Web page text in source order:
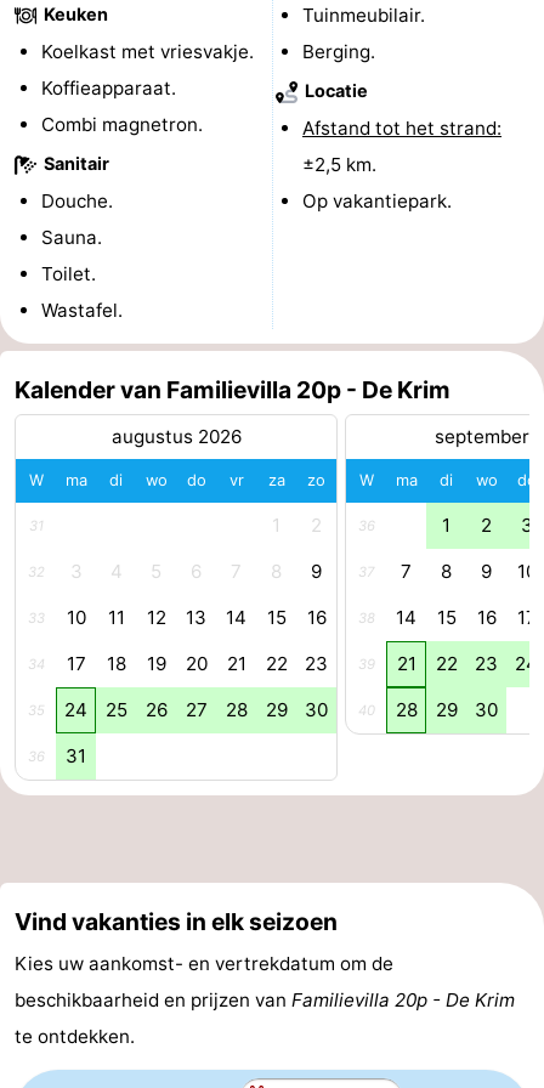
Wadlopen
Zeehonden
Eten
en
drinken
Evenementen
Praktisch
Forum
Route
Boot
Waddenhoppen
Parkeren
Reisboekenwinkel
adressen
Waddeneilanden
Ameland
-
Terschelling
-
Vlieland
Noord-
Holland
Keuken
Koelkast met vriesvakje.
Koffieapparaat.
Combi magnetron.
Sanitair
Douche.
Sauna.
Toilet.
Wastafel.
Tuinmeubilair.
Berging.
Locatie
Afstand tot het strand:
±2,5 km.
Op vakantiepark.
Kalender van Familievilla 20p - De Krim
augustus 2026
W ma di wo do vr za zo
31 1 2
32 3 4 5 6 7 8 9
33 10 11 12 13 14 15 16
34 17 18 19 20 21 22 23
35 24 25 26 27 28 29 30
36 31
september
W ma di wo do
36 1 2 3
37 7 8 9 10
38 14 15 16 17
39 21 22 23 24
40 28 29 30
Vind vakanties in elk seizoen
Kies uw aankomst- en vertrekdatum om de
beschikbaarheid en prijzen van Familievilla 20p - De Krim
te ontdekken.